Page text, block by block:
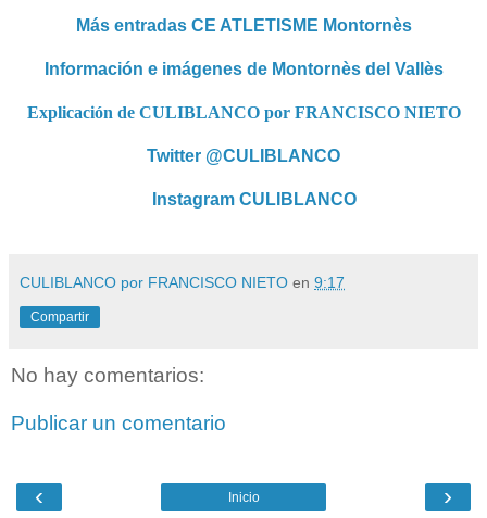
Más entradas CE ATLETISME Montornès
Información e imágenes de Montornès del Vallès
Explicación de CULIBLANCO por FRANCISCO NIETO
Twitter @CULIBLANCO
Instagram CULIBLANCO
CULIBLANCO por FRANCISCO NIETO en 9:17
Compartir
No hay comentarios:
Publicar un comentario
‹ ›
Inicio